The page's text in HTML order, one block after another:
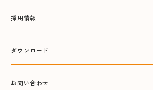
採用情報
ダウンロード
お問い合わせ